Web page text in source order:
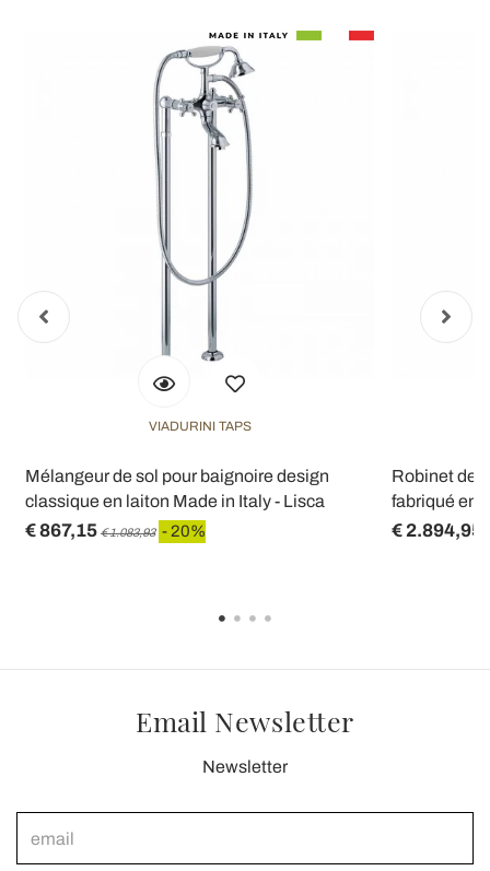
VIADURINI TAPS
Mélangeur de sol pour baignoire design
classique en laiton Made in Italy - Lisca
€ 867,15 € 1.083,93 - 20%
Robinet de
fabriqué en
€ 2.894,95
Email Newsletter
Newsletter